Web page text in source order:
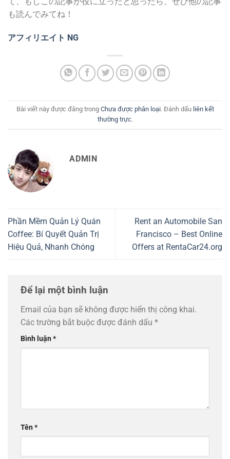
も読んでみてね！
アフィリエイト NG
Bài viết này được đăng trong Chưa được phân loại. Đánh dấu liên kết
thường trực.
ADMIN
Phần Mềm Quản Lý Quán
Coffee: Bí Quyết Quản Trị
Hiệu Quả, Nhanh Chóng
Rent an Automobile San
Francisco – Best Online
Offers at RentaCar24.org
Để lại một bình luận
Email của bạn sẽ không được hiển thị công khai.
Các trường bắt buộc được đánh dấu *
Bình luận*
Tên*